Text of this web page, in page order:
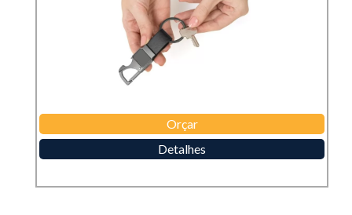
Orçar
Detalhes